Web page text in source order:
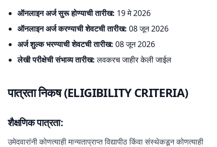
ऑनलाइन अर्ज सुरू होण्याची तारीख: 19 मे 2026
ऑनलाइन अर्ज करण्याची शेवटची तारीख: 08 जून 2026
अर्ज शुल्क भरण्याची शेवटची तारीख: 08 जून 2026
लेखी परीक्षेची संभाव्य तारीख:लवकरच जाहीर केली जाईल
पात्रता निकष (ELIGIBILITY CRITERIA)
शैक्षणिक पात्रता:
उमेदवारांनी कोणत्याही मान्यताप्राप्त विद्यापीठ किंवा संस्थेकडून कोणत्याही